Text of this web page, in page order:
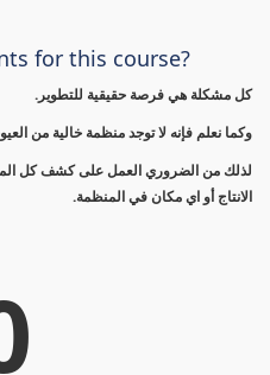
for this course?
كل مشكلة هي فرصة حقيقية للتطوير.
وكما نعلم فإنه لا توجد منظمة خالية من
لذلك من الضروري العمل على كشف كل
الانتاج أو اي مكان في المنظمة.